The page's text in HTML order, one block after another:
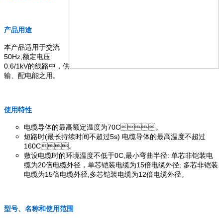
产品用途
本产品适用于交流
50Hz,额定电压
0.6/1kV的线路中，供
输、配电能之用。
使用特性
电缆导体的最高额定温度为70C。
短路时(最长持续时间不超过5s) 电缆导体的最高温度不超过
160C。
敷设电缆时的环境温度不低于0C,最小弯曲半径: 单芯非铠装电
缆为20倍电缆外径，单芯铠装电缆为15倍电缆外径; 多芯非铠装
电缆为15倍电缆外径,多芯铠装电缆为12倍电缆外径。
型号、名称和使用范围